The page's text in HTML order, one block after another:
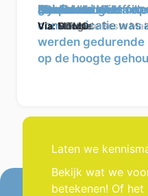
Bianca van
Via: Wie is de Beste
Nynke Holm
Via: Google
Een Funda
Via: Funda
Mes
Via: MTMO
S de man
Via: MTMO
Jaap van der Kamp
Via: Funda
Jeroen de Wild
Via: Google
JP
Via: MTMO
Hm Fokke
Via: MTMO
geluisterd naar
communicatie was
werden gedurende
op de hoogte
voelden ons echt
altijd terecht met
Paul Moens
Via: Google
Laten we
Bekijk wat we
betekenen! Of het